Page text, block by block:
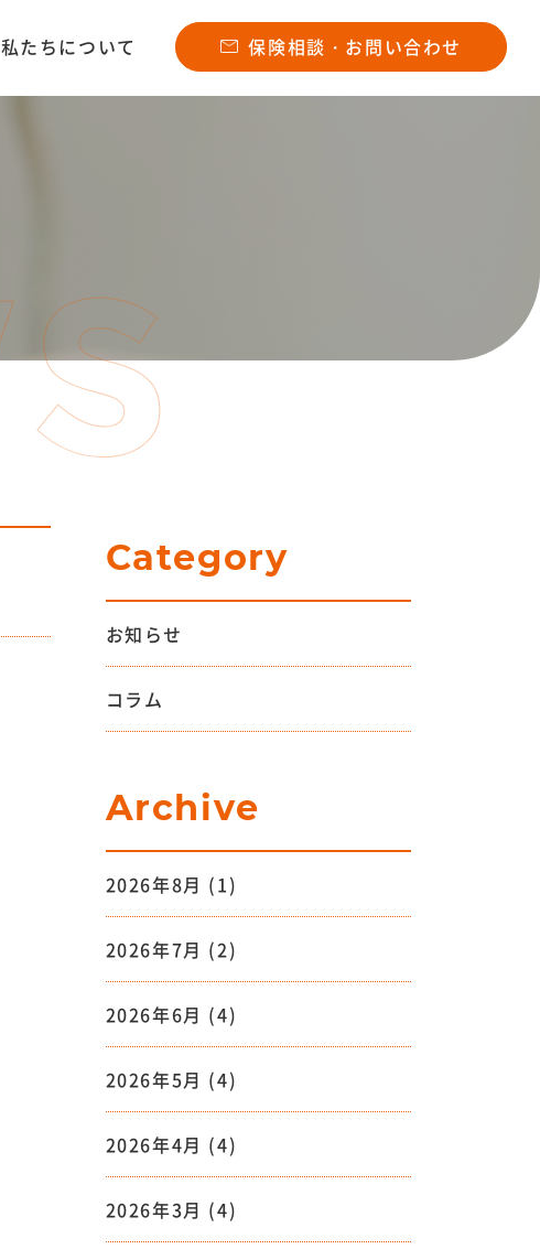
私たちについて 保険相談・お問い合わせ
Category
お知らせ
コラム
Archive
2026年8月 (1)
2026年7月 (2)
2026年6月 (4)
2026年5月 (4)
2026年4月 (4)
2026年3月 (4)